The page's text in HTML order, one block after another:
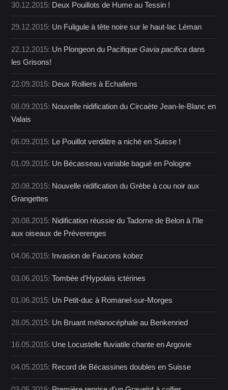
30.12.2015: Deux Pouillots de Hume au Tessin !
29.12.2015: Un Fuligule à tête noire sur le haut-lac Léman
22.12.2015: Un Plongeon du PacifiqueGavia pacifica dans
les Grisons!
22.09.2015: Deux Rolliers à Echallens
08.09.2015: Nouvelle nidification du Circaète Jean-le-Blanc en
Valais
06.09.2015: Le Pouillot verdâtre a niché en Suisse !
01.09.2015: Un Bécasseau variable bagué en Pologne
20.08.2015: Nouvelle nidification du Grèbe à cou noir aux
Grangettes
20.08.2015: Nidification réussie du Tadorne de Belon à l'île
aux oiseaux de Préverenges
04.06.2015: Invasion de Faucons kobez
03.06.2015:Tombée d'Hypolaïs ictérines
01.06.2015: Un Petit-duc à Romanel-sur-Morges
28.05.2015: Un Bruant mélanocéphale au Benkenried
16.05.2015: Une Locustelle fluviatile chante en Argovie
04.05.2015: Record de Bécassines doubles en Suisse